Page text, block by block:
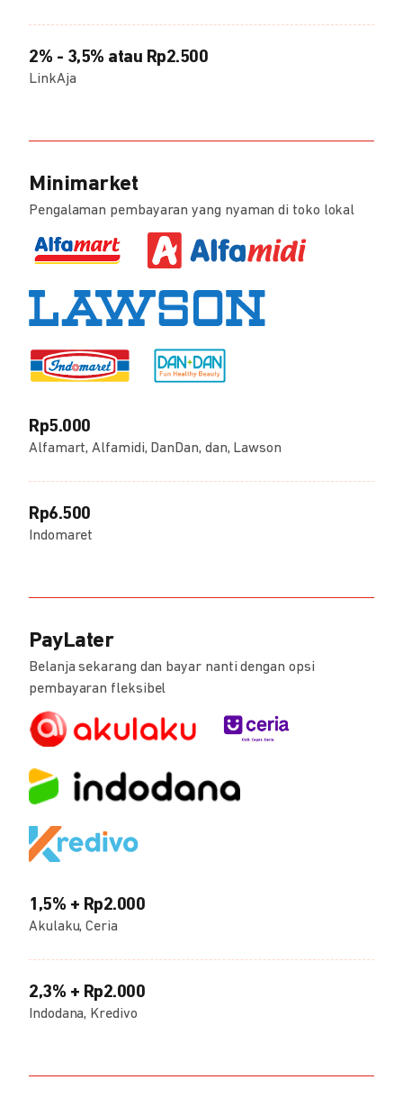
2% - 3,5% atau Rp2.500
LinkAja
Minimarket
Pengalaman pembayaran yang nyaman di toko lokal
Rp5.000
Alfamart, Alfamidi, DanDan, dan, Lawson
Rp6.500
Indomaret
PayLater
Belanja sekarang dan bayar nanti dengan opsi
pembayaran fleksibel
1,5% + Rp2.000
Akulaku, Ceria
2,3% + Rp2.000
Indodana, Kredivo